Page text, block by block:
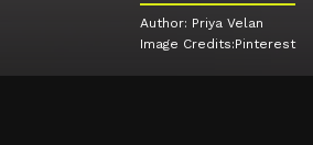
Author: Priya Velan
Image Credits:Pinterest